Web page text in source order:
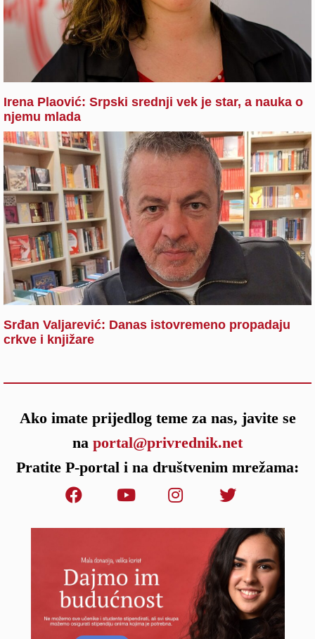
Irena Plaović: Srpski srednji vek je star, a nauka o
njemu mlada
Srđan Valjarević: Danas istovremeno propadaju
crkve i knjižare
Ako imate prijedlog teme za nas, javite se
na portal@privrednik.net
Pratite P-portal i na društvenim mrežama: